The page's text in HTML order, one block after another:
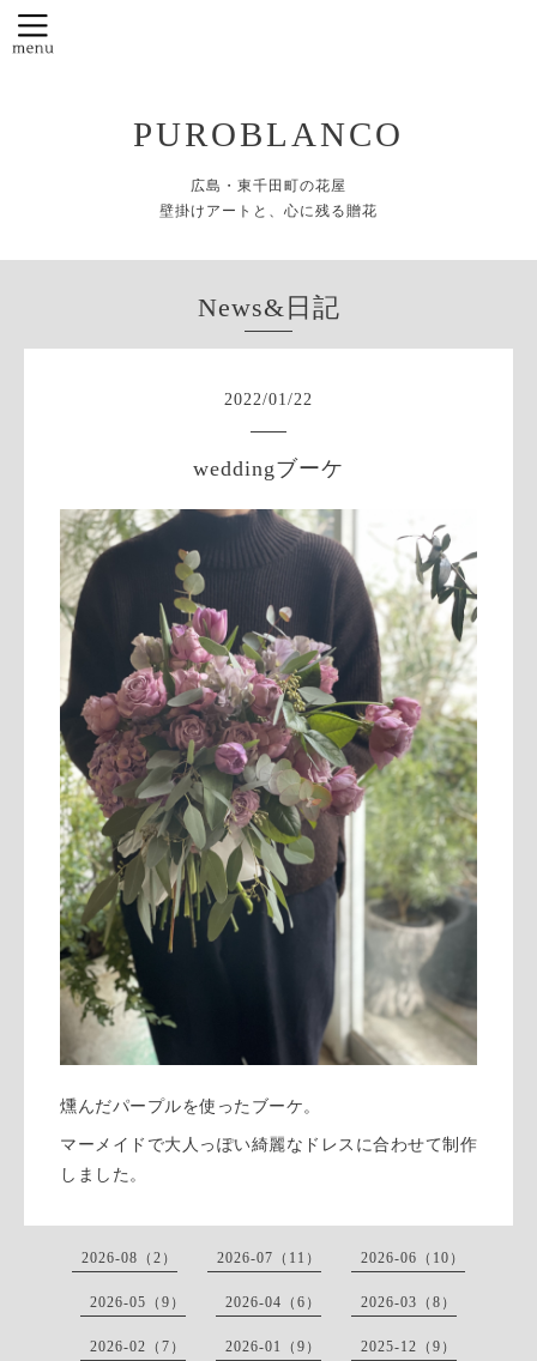
PUROBLANCO
広島・東千田町の花屋
壁掛けアートと、心に残る贈花
News&日記
2022/01 /22
weddingブーケ
燻んだパープルを使ったブーケ。
マーメイドで大人っぽい綺麗なドレスに合わせて制作
しました。
2026-08（2） 2026-07（11） 2026-06（10）
2026-05（9） 2026-04（6） 2026-03（8）
2026-02（7） 2026-01（9） 2025-12（9）